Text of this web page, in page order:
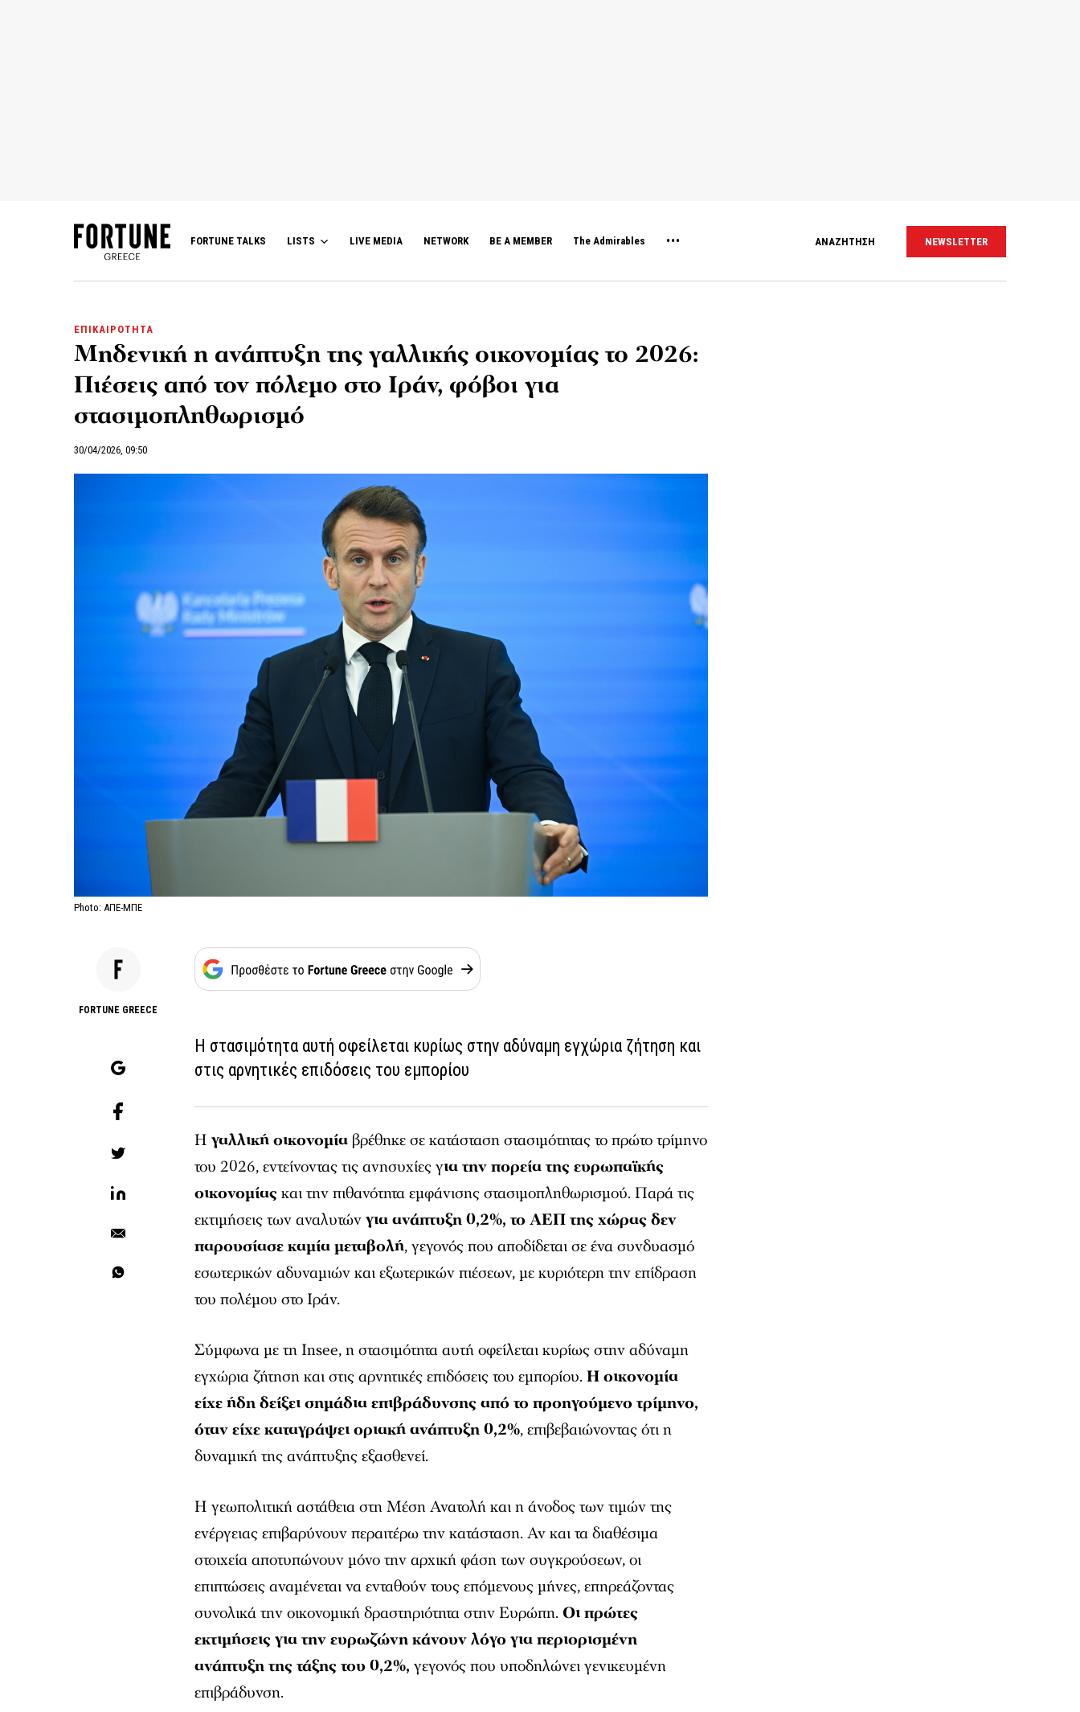
FORTUNE TALKS LISTS LIVE MEDIA NETWORK BE A MEMBER The Admirables ΑΝΑΖΗΤΗΣΗ NEWSLETTER
ΕΠΙΚΑΙΡΟΤΗΤΑ
Μηδενική η ανάπτυξη της γαλλικής οικονομίας το 2026:
Πιέσεις από τον πόλεμο στο Ιράν, φόβοι για
στασιμοπληθωρισμό
30/04/2026, 09:50
Photo: ΑΠΕ-ΜΠΕ
FORTUNE GREECE
Η στασιμότητα αυτή οφείλεται κυρίως στην αδύναμη εγχώρια ζήτηση και
στις αρνητικές επιδόσεις του εμπορίου
Ηγαλλική οικονομία βρέθηκε σε κατάσταση στασιμότητας το πρώτο τρίμηνο
του 2026, εντείνοντας τις ανησυχίες για την πορεία της ευρωπαϊκής
οικονομίαςκαι την πιθανότητα εμφάνισης στασιμοπληθωρισμού. Παρά τις
εκτιμήσεις των αναλυτώνγια ανάπτυξη 0,2%, το ΑΕΠ της χώρας δεν
παρουσίασε καμία μεταβολή, γεγονός που αποδίδεται σε ένα συνδυασμό
εσωτερικών αδυναμιών και εξωτερικών πιέσεων, με κυριότερη την επίδραση
του πολέμου στο Ιράν.
Σύμφωνα με τη Insee, η στασιμότητα αυτή οφείλεται κυρίως στην αδύναμη
εγχώρια ζήτηση και στις αρνητικές επιδόσεις του εμπορίου.Η οικονομία
είχε ήδη δείξει σημάδια επιβράδυνσης από το προηγούμενο τρίμηνο,
όταν είχε καταγράψει οριακή ανάπτυξη 0,2%, επιβεβαιώνοντας ότι η
δυναμική της ανάπτυξης εξασθενεί.
Η γεωπολιτική αστάθεια στη Μέση Ανατολή και η άνοδος των τιμών της
ενέργειας επιβαρύνουν περαιτέρω την κατάσταση. Αν και τα διαθέσιμα
στοιχεία αποτυπώνουν μόνο την αρχική φάση των συγκρούσεων, οι
επιπτώσεις αναμένεται να ενταθούν τους επόμενους μήνες, επηρεάζοντας
συνολικά την οικονομική δραστηριότητα στην Ευρώπη. Οι πρώτες
εκτιμήσεις για την ευρωζώνη κάνουν λόγο για περιορισμένη
ανάπτυξη της τάξης του 0,2%, γεγονός που υποδηλώνει γενικευμένη
επιβράδυνση.